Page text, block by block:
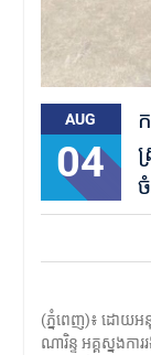
AUG
04
(ភ្នំពេញ)៖ ដោយអ
ណារិន្ទ អគ្គស្នងកា